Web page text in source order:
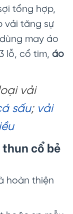
tổng hợp,
vải tăng sự
may áo
lỗ, cổ tim, áo
vải
sấu; vải
cổ bẻ
hoàn thiện